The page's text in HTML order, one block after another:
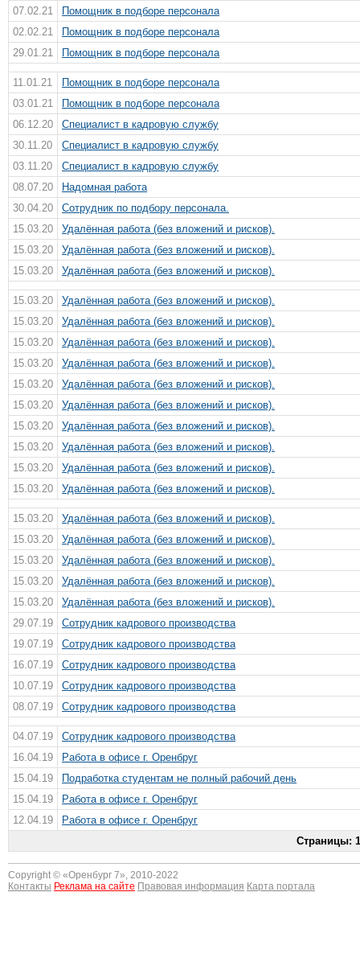
07.02.21
Помощник в подборе персонала
02.02.21
Помощник в подборе персонала
29.01.21
Помощник в подборе персонала
11.01.21
Помощник в подборе персонала
03.01.21
Помощник в подборе персонала
06.12.20
Специалист в кадровую службу
30.11.20
Специалист в кадровую службу
03.11.20
Специалист в кадровую службу
08.07.20
Надомная работа
30.04.20
Сотрудник по пoдбору персонaла.
15.03.20
Удалённая работа (без вложений и рисков).
15.03.20
Удалённая работа (без вложений и рисков).
15.03.20
Удалённая работа (без вложений и рисков).
15.03.20
Удалённая работа (без вложений и рисков).
15.03.20
Удалённая работа (без вложений и рисков).
15.03.20
Удалённая работа (без вложений и рисков).
15.03.20
Удалённая работа (без вложений и рисков).
15.03.20
Удалённая работа (без вложений и рисков).
15.03.20
Удалённая работа (без вложений и рисков).
15.03.20
Удалённая работа (без вложений и рисков).
15.03.20
Удалённая работа (без вложений и рисков).
15.03.20
Удалённая работа (без вложений и рисков).
15.03.20
Удалённая работа (без вложений и рисков).
15.03.20
Удалённая работа (без вложений и рисков).
15.03.20
Удалённая работа (без вложений и рисков).
15.03.20
Удалённая работа (без вложений и рисков).
15.03.20
Удалённая работа (без вложений и рисков).
15.03.20
Удалённая работа (без вложений и рисков).
29.07.19
Сотрудник кадрового производства
19.07.19
Сотрудник кадрового производства
16.07.19
Сотрудник кадрового производства
10.07.19
Сотрудник кадрового производства
08.07.19
Сотрудник кадрового производства
04.07.19
Сотрудник кадрового производства
16.04.19
Работа в офисе г. Оренбруг
15.04.19
Подработка студентам не полный рабочий день
15.04.19
Работа в офисе г. Оренбруг
12.04.19
Работа в офисе г. Оренбруг
Страницы: 1
Copyright © «Оренбург 7», 2010-2022
Контакты Реклама на сайте Правовая информация Карта портала